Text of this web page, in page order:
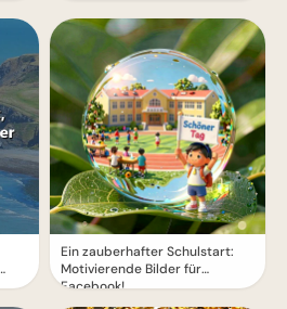
Ein zauberhafter Schulstart:
Motivierende Bilder für
Facebook!